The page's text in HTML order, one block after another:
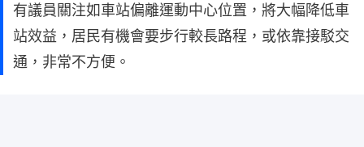
有議員關注如車站偏離運動中心位置，將大幅降低車
站效益，居民有機會要步行較長路程，或依靠接駁交
通，非常不方便。